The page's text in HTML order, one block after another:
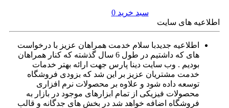
سبد خرید0
اطلاعیه های سایت
اطلاعیه جدیدبا سلام خدمت همراهان عزیز با درخواست
های که داشتیم در طول 6 سال گذشته که کنار همراهان
بودیم . وب سایت دینا پارس جهت ارائه بهتر خدمات
خدمت مشتریان عزیز بر این شد که بزودی فروشگاه
توسعه داده شود و علاوه بر محصولات نرم افزاری
محصولات فیزیکی از تمام ابزارهای موجود در بازار به
فروشگاه اضافه خواهد شد در بخش های جدگانه و قالب